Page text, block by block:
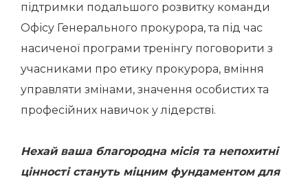
підтримки подальшого розвитку команди
Офісу Генерального прокурора, та під час
насиченої програми тренінгу поговорити з
учасниками про етику прокурора, вміння
управляти змінами, значення особистих та
професійних навичок у лідерстві.
Нехай ваша благородна місія та непохитні
цінності стануть міцним фундаментом для